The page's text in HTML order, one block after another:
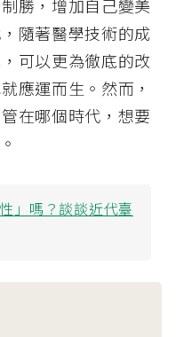
勝，增加自己變美
隨著醫學技術的成
可以更為徹底的改
應運而生。然而，
在哪個時代，想要
」嗎？談談近代臺